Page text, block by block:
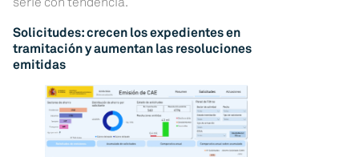
Solicitudes: crecen los expedientes en
tramitación y aumentan las resoluciones
emitidas